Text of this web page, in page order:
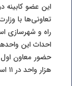
این عضو کابینه
تعاونی‌ها با
راه و شهرسازی
احداث این
هزار واحد در ۱۱ استان آغاز شد.